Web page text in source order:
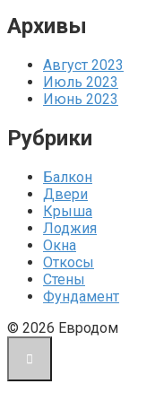
Архивы
Август 2023
Июль 2023
Июнь 2023
Рубрики
Балкон
Двери
Крыша
Лоджия
Окна
Откосы
Стены
Фундамент
© 2026 Евродом